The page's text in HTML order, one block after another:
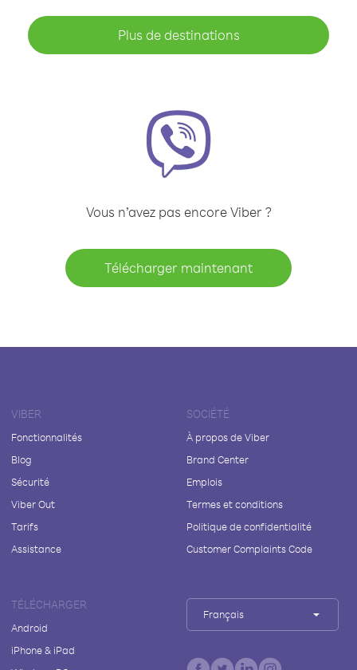
Plus de destinations
Vous n’avez pas encore Viber ?
Télécharger maintenant
VIBER
Fonctionnalités
Blog
Sécurité
Viber Out
Tarifs
Assistance
SOCIÉTÉ
À propos de Viber
Brand Center
Emplois
Termes et conditions
Politique de confidentialité
Customer Complaints Code
TÉLÉCHARGER
Android
iPhone & iPad
Français